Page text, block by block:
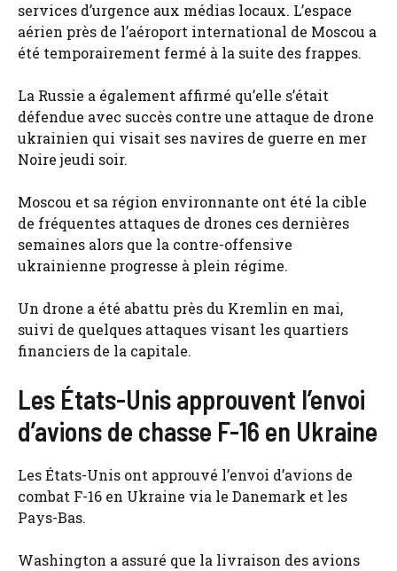
services d’urgence aux médias locaux. L’espace
aérien près de l’aéroport international de Moscou a
été temporairement fermé à la suite des frappes.
La Russie a également affirmé qu’elle s’était
défendue avec succès contre une attaque de drone
ukrainien qui visait ses navires de guerre en mer
Noire jeudi soir.
Moscou et sa région environnante ont été la cible
de fréquentes attaques de drones ces dernières
semaines alors que la contre-offensive
ukrainienne progresse à plein régime.
Un drone a été abattu près du Kremlin en mai,
suivi de quelques attaques visant les quartiers
financiers de la capitale.
Les États-Unis approuvent l’envoi
d’avions de chasse F-16 en Ukraine
Les États-Unis ont approuvé l’envoi d’avions de
combat F-16 en Ukraine via le Danemark et les
Pays-Bas.
Washington a assuré que la livraison des avions